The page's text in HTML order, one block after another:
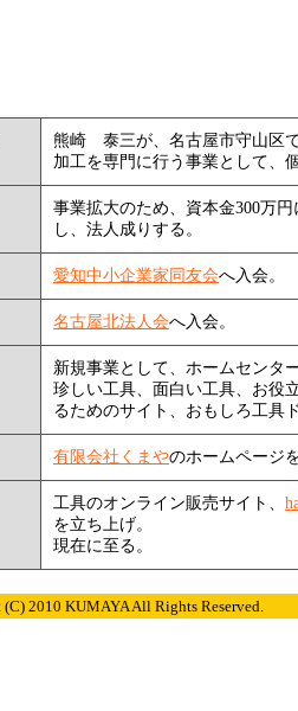
熊崎 泰三が、名古屋市守山区
加工を専門に行う事業として、
事業拡大のため、資本金300万
し、法人成りする。
愛知中小企業家同友会へ入会。
名古屋北法人会へ入会。
新規事業として、ホームセンタ
珍しい工具、面白い工具、お役
るためのサイト、おもしろ工具
有限会社くまやのホームページ
工具のオンライン販売サイト、
を立ち上げ。
現在に至る。
2010 KUMAYA All Rights Reserved.